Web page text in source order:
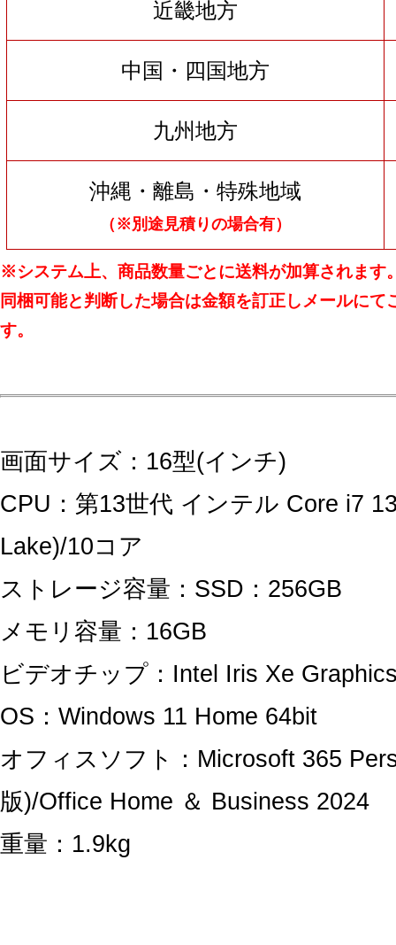
近畿地方
中国・四国地方
九州地方
沖縄・離島・特殊地域
（※別途見積りの場合有）
※システム上、商品数量ごとに送料が加算されます
同梱可能と判断した場合は金額を訂正しメールにて
す。
画面サイズ：16型(インチ)
CPU：第13世代 インテル Core i7
Lake)/10コア
ストレージ容量：SSD：256GB
メモリ容量：16GB
ビデオチップ：Intel Iris Xe
OS：Windows 11 Home 64bit
オフィスソフト：Microsoft 365
版)/Office Home ＆ Business 2024
重量：1.9kg